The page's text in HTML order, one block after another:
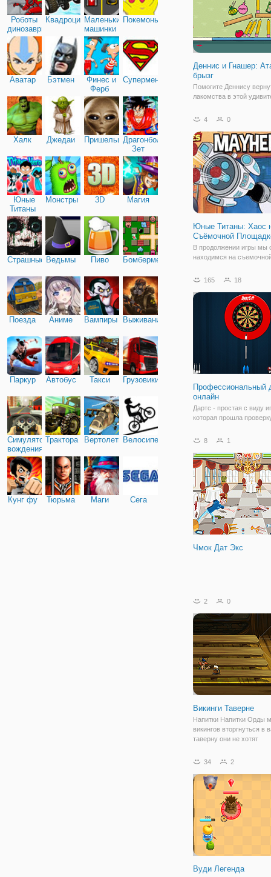
Роботы
динозавры
КвадроциклыМаленькие
машинки
Покемоны
Аватар Бэтмен
Финес и
Ферб
Супермен
Халк Джедаи ПришельцыДрагонболл
Зет
Юные
Титаны
Монстры 3D Магия
Страшные Ведьмы Пиво Бомбермен
Поезда Аниме Вампиры Выживание
Паркур Автобус Такси Грузовики
Симулятор
вождения
Трактора ВертолетыВелосипед
Кунг фу Тюрьма Маги Сега
Деннис и Гнашер:
брызг
Помогите Деннису
лакомства в этой
мега-катапульту, чтобы
Вам нужно опрокинуть
получить вонючие
подушки для
4 0
Юные Титаны: Хаос
Съёмочной
В продолжении игры мы
находимся на
прибыли с одной целью -
как обычно закончилось
вторжением очередных
Теперь вся съемочная
165 18
Профессиональный
онлайн
Дартс - простая с виду
которая прошла
покидать дротики не
онлайн, в игре
"Профессиональный
онлайн". Это
в
8 1
Чмок Дат Экс
2 0
Викинги Таверне
Напитки Напитки Орды
викингов вторгнуться в
таверну они не хотят
их единственная цель
пива утолить жажду,
они нетерпеливы
34 2
Вуди Легенда